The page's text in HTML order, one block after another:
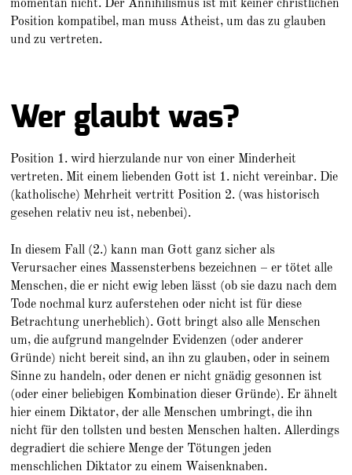
momentan nicht. Der Annihilismus ist mit keiner christlichen
Position kompatibel, man muss Atheist, um das zu glauben
und zu vertreten.
Wer glaubt was?
Position 1. wird hierzulande nur von einer Minderheit
vertreten. Mit einem liebenden Gott ist 1. nicht vereinbar. Die
(katholische) Mehrheit vertritt Position 2. (was historisch
gesehen relativ neu ist, nebenbei).
In diesem Fall (2.) kann man Gott ganz sicher als
Verursacher eines Massensterbens bezeichnen – er tötet alle
Menschen, die er nicht ewig leben lässt (ob sie dazu nach dem
Tode nochmal kurz auferstehen oder nicht ist für diese
Betrachtung unerheblich). Gott bringt also alle Menschen
um, die aufgrund mangelnder Evidenzen (oder anderer
Gründe) nicht bereit sind, an ihn zu glauben, oder in seinem
Sinne zu handeln, oder denen er nicht gnädig gesonnen ist
(oder einer beliebigen Kombination dieser Gründe). Er ähnelt
hier einem Diktator, der alle Menschen umbringt, die ihn
nicht für den tollsten und besten Menschen halten. Allerdings
degradiert die schiere Menge der Tötungen jeden
menschlichen Diktator zu einem Waisenknaben.